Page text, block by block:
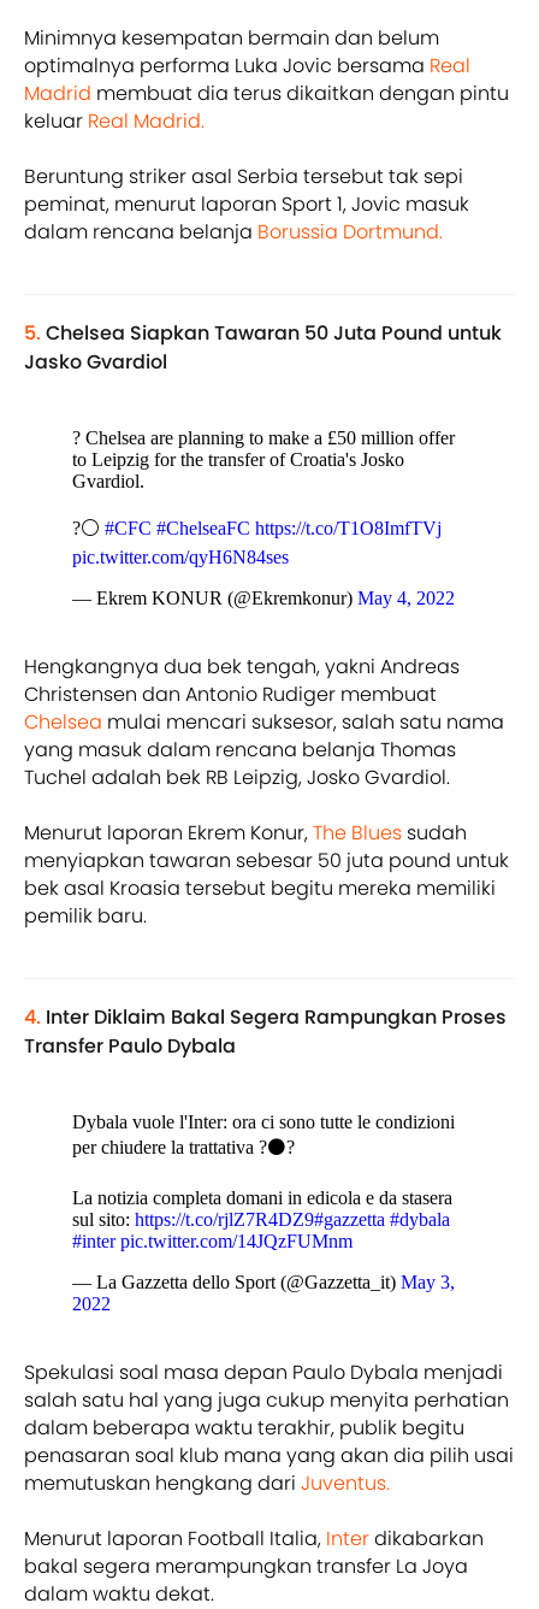
Minimnya kesempatan bermain dan belum
optimalnya performa Luka Jovic bersama Real
Madrid membuat dia terus dikaitkan dengan pintu
keluar Real Madrid.
Beruntung striker asal Serbia tersebut tak sepi
peminat, menurut laporan Sport 1, Jovic masuk
dalam rencana belanja Borussia Dortmund.
5. Chelsea Siapkan Tawaran 50 Juta Pound untuk
Jasko Gvardiol
? Chelsea are planning to make a £50 million offer
to Leipzig for the transfer of Croatia's Josko
Gvardiol.
?⚪ #CFC #ChelseaFC https://t.co/T1O8ImfTVj
pic.twitter.com/qyH6N84ses
— Ekrem KONUR (@Ekremkonur) May 4, 2022
Hengkangnya dua bek tengah, yakni Andreas
Christensen dan Antonio Rudiger membuat
Chelsea mulai mencari suksesor, salah satu nama
yang masuk dalam rencana belanja Thomas
Tuchel adalah bek RB Leipzig, Josko Gvardiol.
Menurut laporan Ekrem Konur,The Blues sudah
menyiapkan tawaran sebesar 50 juta pound untuk
bek asal Kroasia tersebut begitu mereka memiliki
pemilik baru.
4. Inter Diklaim Bakal Segera Rampungkan Proses
Transfer Paulo Dybala
Dybala vuole l'Inter: ora ci sono tutte le condizioni
per chiudere la trattativa ?⚫?
La notizia completa domani in edicola e da stasera
sul sito: https://t.co/rjlZ7R4DZ9#gazzetta #dybala
#inter pic.twitter.com/14JQzFUMnm
— La Gazzetta dello Sport (@Gazzetta_it) May 3,
2022
Spekulasi soal masa depan Paulo Dybala menjadi
salah satu hal yang juga cukup menyita perhatian
dalam beberapa waktu terakhir, publik begitu
penasaran soal klub mana yang akan dia pilih usai
memutuskan hengkang dari Juventus.
Menurut laporan Football Italia, Interdikabarkan
bakal segera merampungkan transfer La Joya
dalam waktu dekat.